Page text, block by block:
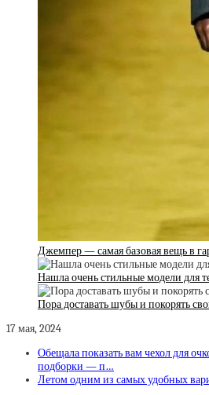
Джемпер — самая базовая вещь в
Нашла очень стильные модели для
Пора доставать шубы и покорять
17 мая, 2024
Обещала показать вам чехол для
подборки — п…
Летом одним из самых удобных